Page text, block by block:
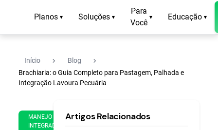
Planos ▾ Soluções ▾
Para
Você
▾ Educação ▾
Início navigate_next Blog navigate_next
Brachiaria: o Guia Completo para Pastagem, Palhada e
Integração Lavoura Pecuária
MANEJO
INTEGRADO
de
min
Artigos Relacionados